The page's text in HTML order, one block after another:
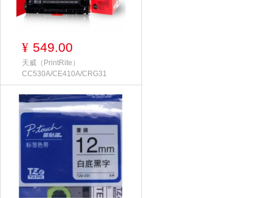
¥ 549.00
天威（PrintRite）
CC530A/CE410A/CRG31